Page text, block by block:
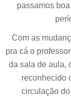
passamos
Com as
pra cá o
da sala de aula,
reconhecido
circulação